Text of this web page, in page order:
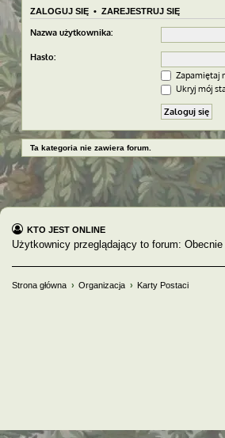
ZALOGUJ SIĘ • ZAREJESTRUJ SIĘ
Nazwa użytkownika:
Hasło:
Zapamiętaj
Ukryj mój
Ta kategoria nie zawiera forum.
KTO JEST ONLINE
Użytkownicy przeglądający to forum:
Strona główna Organizacja Karty Postaci